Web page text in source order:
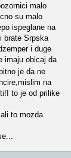
malo
su malo
ispeglane na
brate Srpska
i duge
imaju obicaj da
je da ne
na
to je od prilike
to mozda